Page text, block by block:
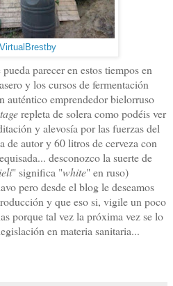
VirtualBrestby
parecer en estos tiempos en
y los cursos de fermentación
auténtico emprendedor bielorruso
repleta de solera como podéis ver
y alevosía por las fuerzas del
de autor y 60 litros de cerveza con
desconozco la suerte de
" significa "white" en ruso)
pero desde el blog le deseamos
y que eso si, vigile un poco
porque tal vez la próxima vez se lo
en materia sanitaria...